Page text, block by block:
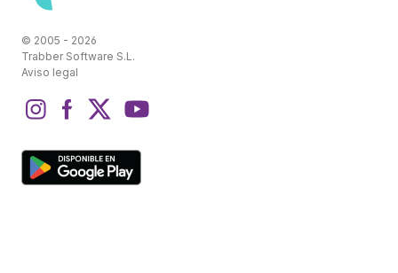
© 2005 - 2026
Trabber Software S.L.
Aviso legal